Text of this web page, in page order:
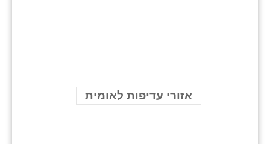
אזורי עדיפות לאומית